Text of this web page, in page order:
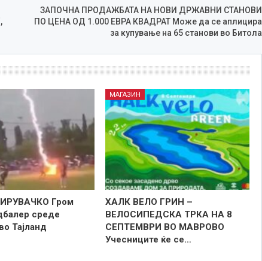
ЗАПОЧНА ПРОДАЖБАТА НА НОВИ ДРЖАВНИ СТАНОВИ
ПО ЦЕНА ОД 1.000 ЕВРА КВАДРАТ Може да се аплицира
за купување на 65 станови во Битола
Гром
среде
Тајланд
МАГАЗИН
ХАЛК ВЕЛО ГРИН –
ВЕЛОСИПЕДСКА ТРКА НА 8
СЕПТЕМВРИ ВО МАВРОВО
Учесниците ќе се…